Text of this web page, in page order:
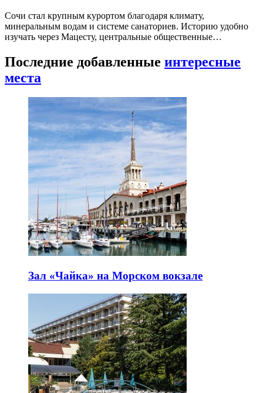
Сочи стал крупным курортом благодаря климату,
минеральным водам и системе санаториев. Историю удобно
изучать через Мацесту, центральные общественные…
Последние добавленные интересные
места
Зал «Чайка» на Морском вокзале